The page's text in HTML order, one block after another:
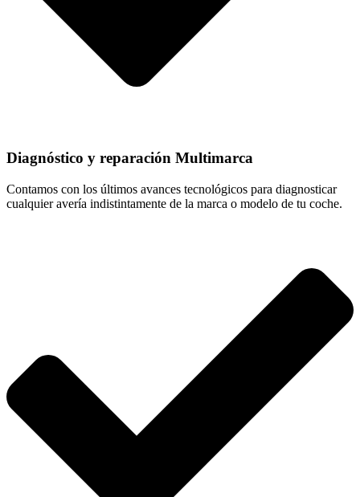
Diagnóstico y reparación Multimarca
Contamos con los últimos avances tecnológicos para diagnosticar
cualquier avería indistintamente de la marca o modelo de tu coche.